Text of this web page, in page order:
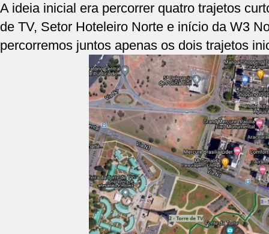
A ideia inicial era percorrer quatro trajetos
de TV, Setor Hoteleiro Norte e início da W3
percorremos juntos apenas os dois trajetos